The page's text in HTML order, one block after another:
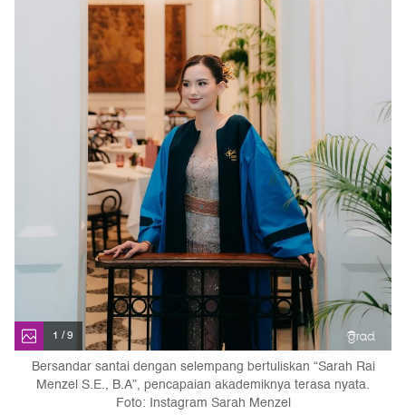
1 / 9
Bersandar santai dengan selempang bertuliskan “Sarah Rai
Menzel S.E., B.A”, pencapaian akademiknya terasa nyata.
Foto: Instagram Sarah Menzel